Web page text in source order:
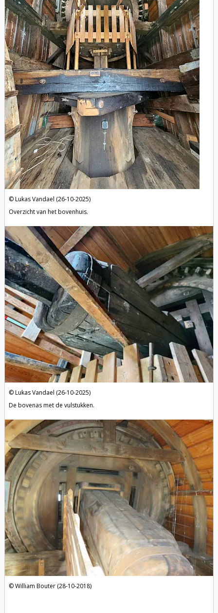
Lukas Vandael (26-10-2025)
Overzicht van het bovenhuis.
Lukas Vandael (26-10-2025)
De bovenas met de vulstukken.
William Bouter (28-10-2018)